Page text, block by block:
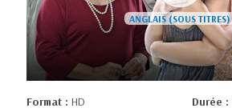
Format : HD Durée :